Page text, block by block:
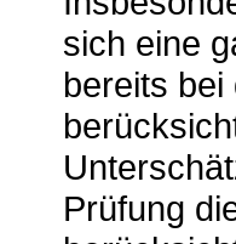
sich eine
bereits
Prüfung